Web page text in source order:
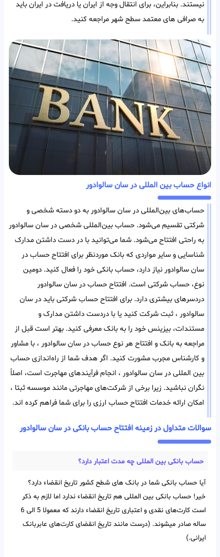
نیستند. بنابراین، برای انتقال وجه از ایران یا دریافت در ایران باید
به صرافی های معتمد سطح شهر مراجعه کنید.
انواع حساب بین المللی در سان سالوادور
حساب‌های بین‌المللی در سان سالوادور به دو دسته شخصی و
شرکتی تقسیم می‌شود. حساب بین‌المللی شخصی در سان سالوادور
به راحتی افتتاح می‌شود. شما می‌توانید با در دست داشتن مدارک
شناسایی و سایر مواردی که بانک مورد‌نظر برای افتتاح حساب در
سان سالوادور نیاز دارد، حساب بانکی خود را فعال کنید. دومین
نوع، حساب شرکتی است. افتتاح حساب در سان سالوادور
دردسر‌های بیشتری دارد. برای افتتاح حساب شرکتی باید در سان
سالوادور ، ثبت شرکت کنید یا با در‌دست داشتن مدارک و
مستندات، بیزینس خود را به بانک معرفی کنید. بهتر است قبل از
مراجعه به بانک و افتتاح هر‌ نوع حساب در سان سالوادور ، با مشاور
و کارشناس مجرب مشورت کنید. اگر هدف شما از راه‌اندازی حساب
بین المللی در سان سالوادور ، انجام فرآیند‌های مهاجرت است، اصلاً
نگران نباشید. زیرا برخی از شرکت‌های مهاجرتی مانند موسسه ثبتا ،
امکان ارائه خدمات افتتاح حساب ارزی را برای شما فراهم کرده اند.
سوالات متداول در زمینه افتتاح حساب بانکی در سان سالوادور
حساب بانکی بین‌ المللی چه مدت اعتبار دارد؟
آیا حساب بانکی شما در بانک های شطح کشور تاریخ انقضاء دارد؟
خیر! حساب بانکی بین‌ المللی هم تاریخ انقضاء ندارد اما لازم به ذکر
است کارت‌های نقدی و اعتباری تاریخ انقضاء دارند که معمولا 5 الی 6
ساله صادر میشوند. (درست مانند تاریخ انقضای کارت‌های عابربانک
ایرانی.)